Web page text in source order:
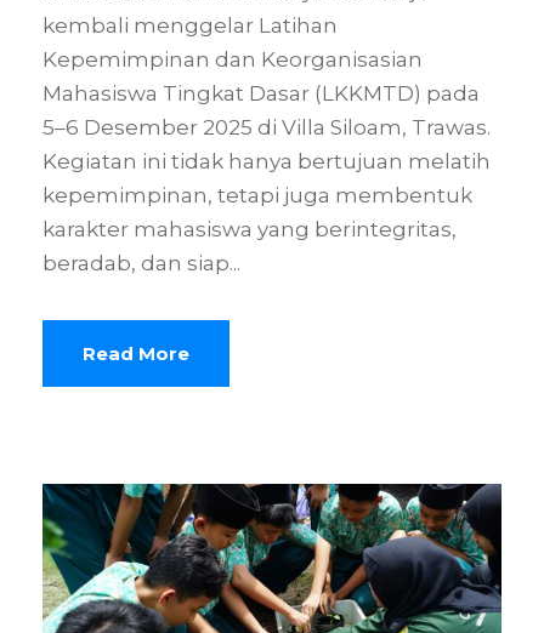
kembali menggelar Latihan
Kepemimpinan dan Keorganisasian
Mahasiswa Tingkat Dasar (LKKMTD) pada
5–6 Desember 2025 di Villa Siloam, Trawas.
Kegiatan ini tidak hanya bertujuan melatih
kepemimpinan, tetapi juga membentuk
karakter mahasiswa yang berintegritas,
beradab, dan siap...
Read More